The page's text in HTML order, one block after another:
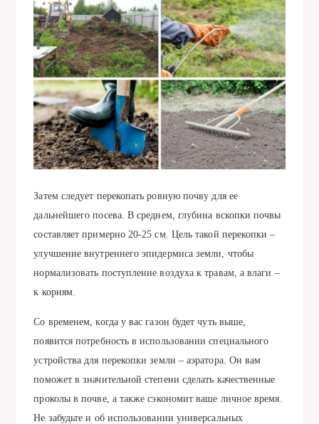
Затем следует перекопать ровную почву для ее
дальнейшего посева. В среднем, глубина вскопки почвы
составляет примерно 20-25 см. Цель такой перекопки –
улучшение внутреннего эпидермиса земли, чтобы
нормализовать поступление воздуха к травам, а влаги –
к корням.
Со временем, когда у вас газон будет чуть выше,
появится потребность в использовании специального
устройства для перекопки земли – аэратора. Он вам
поможет в значительной степени сделать качественные
проколы в почве, а также сэкономит ваше личное время.
Не забудьте и об использовании универсальных